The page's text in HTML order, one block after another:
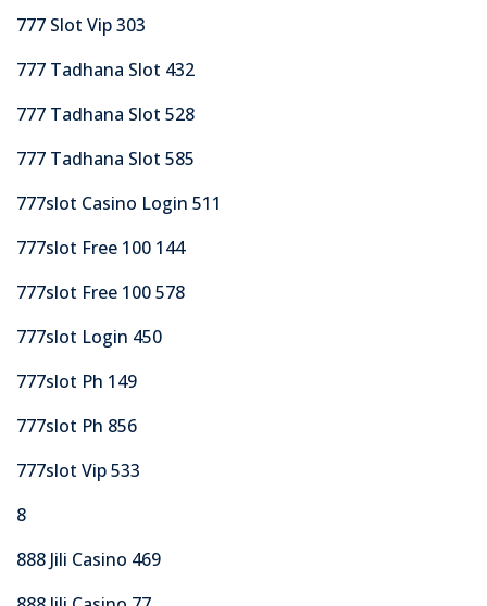
777 Slot Vip 303
777 Tadhana Slot 432
777 Tadhana Slot 528
777 Tadhana Slot 585
777slot Casino Login 511
777slot Free 100 144
777slot Free 100 578
777slot Login 450
777slot Ph 149
777slot Ph 856
777slot Vip 533
8
888 Jili Casino 469